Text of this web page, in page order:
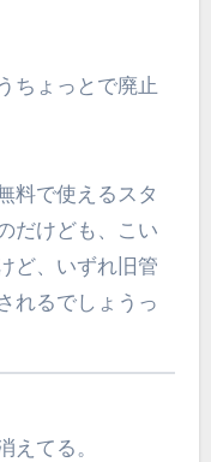
ちょっとで廃止
料で使えるスタ
だけども、こい
ど、いずれ旧管
れるでしょうっ
えてる。